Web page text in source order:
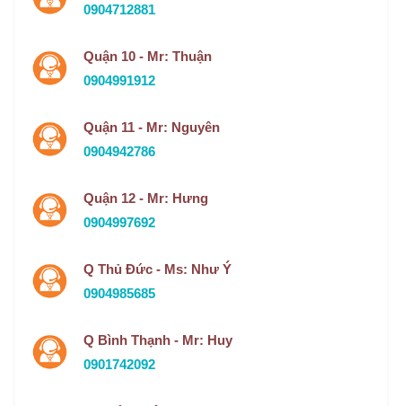
0904712881
Quận 10 - Mr: Thuận
0904991912
Quận 11 - Mr: Nguyên
0904942786
Quận 12 - Mr: Hưng
0904997692
Q Thủ Đức - Ms: Như Ý
0904985685
Q Bình Thạnh - Mr: Huy
0901742092